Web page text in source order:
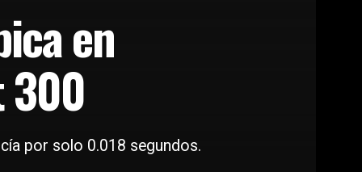
en
300
por solo 0.018 segundos.